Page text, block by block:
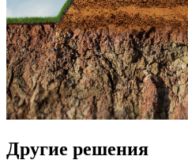
Другие решения